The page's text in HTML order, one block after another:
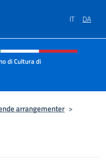
IT DA
sociale
di Cultura di
arrangementer >